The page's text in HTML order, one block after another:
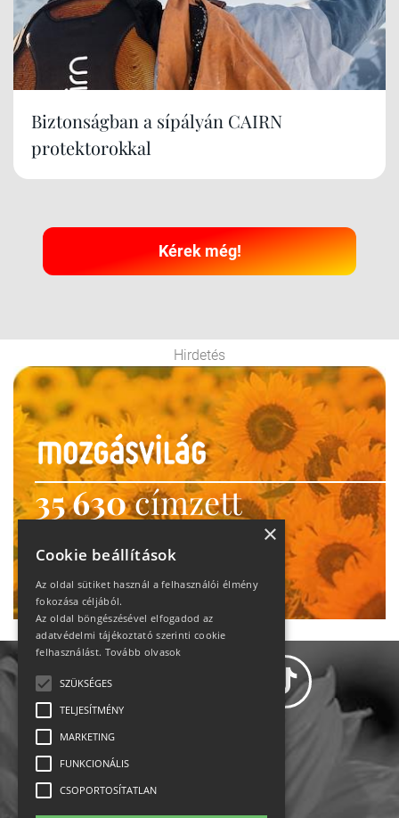
Biztonságban a sípályán CAIRN
protektorokkal
Kérek még!
Hirdetés
35 630címzett
heti motiváció
Ne maradj le!
Állásajánlatok
×
Cookie beállítások
Az oldal sütiket használ a felhasználói élmény
fokozása céljából.
Az oldal böngészésével elfogadod az
adatvédelmi tájékoztató szerinti cookie
felhasználást. Tovább olvasok
SZÜKSÉGES
TELJESÍTMÉNY
MARKETING
FUNKCIONÁLIS
CSOPORTOSÍTATLAN